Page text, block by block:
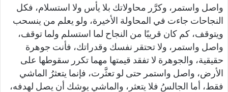
واصل واستمر، وكرَّر محاولاتك بلا يأس ولا استسلام، فكل
النجاحات جاءت في المحاولة الأخيرة، ولو يعلم من ينسحب
ويتوقف، كم كان قريبًا من النجاح لما استسلم ولما توقف،
واصل واستمر، ولا تحتقر نفسك وقدراتك، فأنت جوهرة
حقيقية، والجوهرة لا تفقد قيمتها مهما تكرر سقوطها على
الأرض، واصل واستمر حتى لو تعثَّرت، فإنما يتعثرُ الماشي
فقط، أما الجالسُ فلا يتعثر، والماشي يوشك أن يصل لهدفه،